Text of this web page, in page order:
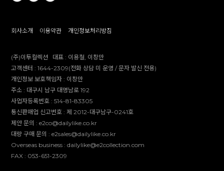
회사소개 이용약관 개인정보처리방침
(주)이투컬렉션 대표 : 이용철, 이창만
고객센터 :1644-2309(전화 상담 미 운영 / 문자 발신 전용)
개인정보 보호책임자 : 이창만
주소 : 대구시 남구 대명남로 192
사업자등록번호 :514-81-83305
통신판매업 신고번호 :제 2012-대구남구-0241호
제안 문의 : e2co@dailylike.co.kr
대량 구매 문의 : e2sales@dailylike.co.kr
Overseas business : dailylike@e2collection.com
FAX : 053-651-2309